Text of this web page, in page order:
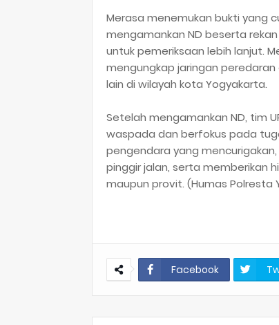
Merasa menemukan bukti yang
mengamankan ND beserta
untuk pemeriksaan lebih lanjut.
mengungkap jaringan
lain di wilayah kota Yogyakarta.
Setelah mengamankan ND, tim
waspada dan berfokus pada
pengendara yang
pinggir jalan, serta memberikan
maupun provit. (Humas Polresta
Facebook